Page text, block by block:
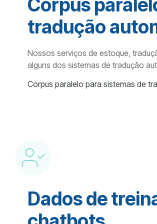
Corpus
tradução
Nossos serviços de estoque,
alguns dos sistemas de tradução
Corpus paralelo para sistemas de
Dados de